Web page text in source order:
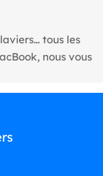
tous les
nous vous